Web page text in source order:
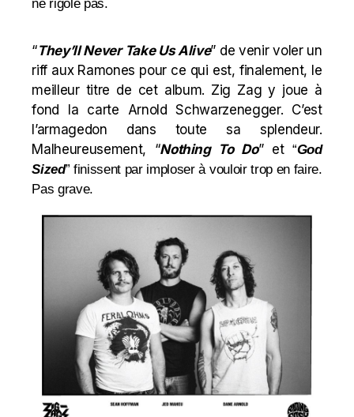
ne rigole pas.
“They’ll Never Take Us Alive” de venir voler un
riff aux Ramones pour ce qui est, finalement, le
meilleur titre de cet album. Zig Zag y joue à
fond la carte Arnold Schwarzenegger. C’est
l’armagedon dans toute sa splendeur.
Malheureusement, “Nothing To Do” et “God
Sized” finissent par imploser à vouloir trop en faire.
Pas grave.